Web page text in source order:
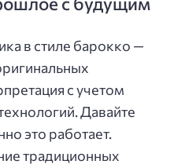
в стиле барокко —
с учетом
Давайте
это работает.
традиционных